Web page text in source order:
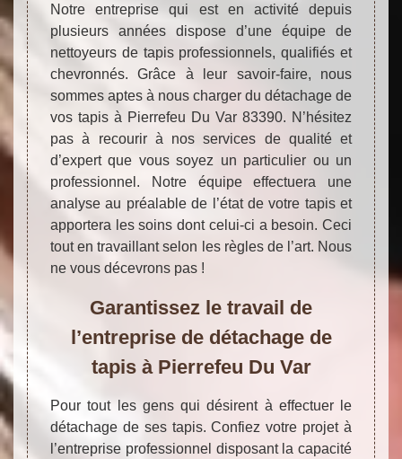
Notre entreprise qui est en activité depuis
plusieurs années dispose d’une équipe de
nettoyeurs de tapis professionnels, qualifiés et
chevronnés. Grâce à leur savoir-faire, nous
sommes aptes à nous charger du détachage de
vos tapis à Pierrefeu Du Var 83390. N’hésitez
pas à recourir à nos services de qualité et
d’expert que vous soyez un particulier ou un
professionnel. Notre équipe effectuera une
analyse au préalable de l’état de votre tapis et
apportera les soins dont celui-ci a besoin. Ceci
tout en travaillant selon les règles de l’art. Nous
ne vous décevrons pas !
Garantissez le travail de
l’entreprise de détachage de
tapis à Pierrefeu Du Var
Pour tout les gens qui désirent à effectuer le
détachage de ses tapis. Confiez votre projet à
l’entreprise professionnel disposant la capacité